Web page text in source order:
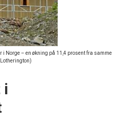
i Norge – en økning på 11,4 prosent fra samme
i